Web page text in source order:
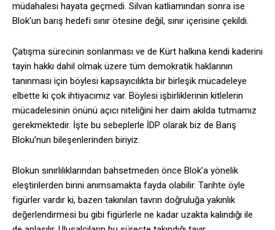
müdahalesi hayata geçmedi. Silvan katliamından sonra ise
Blok’un barış hedefi sınır ötesine değil, sınır içerisine çekildi.
Çatışma sürecinin sonlanması ve de Kürt halkına kendi kaderini
tayin hakkı dahil olmak üzere tüm demokratik haklarının
tanınması için böylesi kapsayıcılıkta bir birleşik mücadeleye
elbette ki çok ihtiyacımız var. Böylesi işbirliklerinin kitlelerin
mücadelesinin önünü açıcı niteliğini her daim akılda tutmamız
gerekmektedir. İşte bu sebeplerle İDP olarak biz de Barış
Bloku’nun bileşenlerinden biriyiz.
Blokun sınırlılıklarından bahsetmeden önce Blok’a yönelik
eleştirilerden birini anımsamakta fayda olabilir. Tarihte öyle
figürler vardır ki, bazen takınılan tavrın doğruluğa yakınlık
değerlendirmesi bu gibi figürlerle ne kadar uzakta kalındığı ile